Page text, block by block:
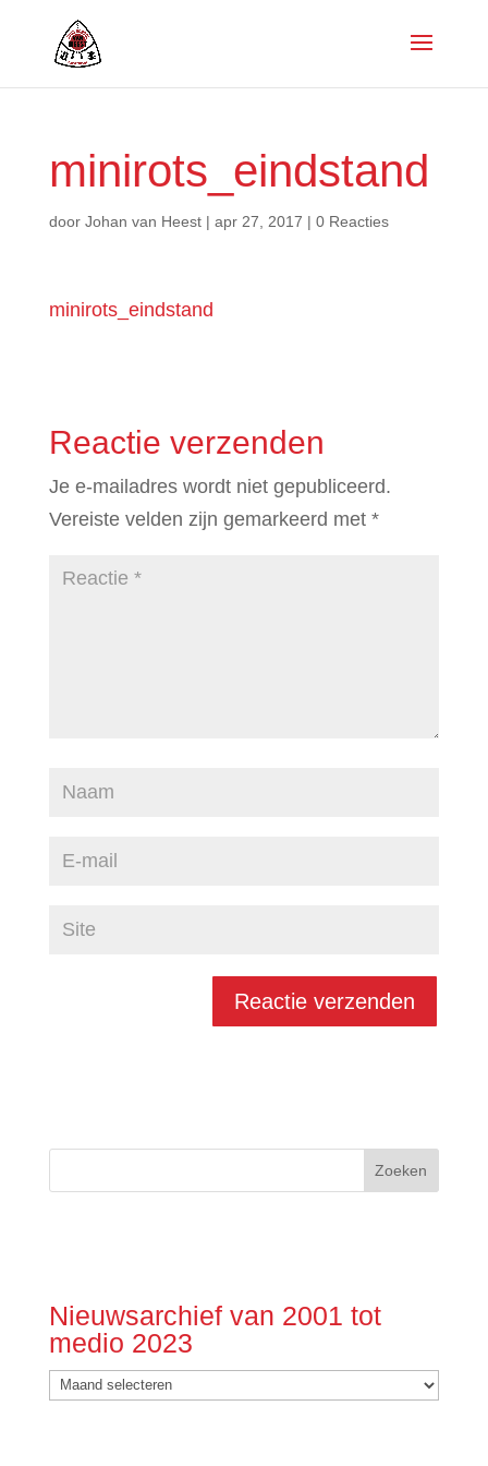
minirots_eindstand
door Johan van Heest| apr 27, 2017 | 0 Reacties
minirots_eindstand
Reactie verzenden
Je e-mailadres wordt niet gepubliceerd.
Vereiste velden zijn gemarkeerd met *
Nieuwsarchief van 2001 tot
medio 2023
Nieuwsarchief
van